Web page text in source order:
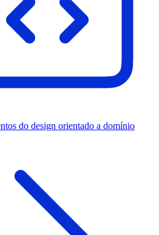
do design orientado a domínio